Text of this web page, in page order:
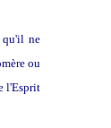
qu'il ne
ou
l'Esprit